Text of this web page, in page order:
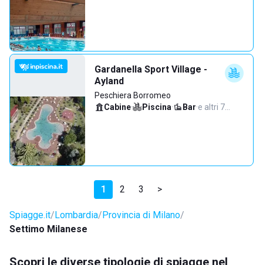
Gardanella Sport Village -
Ayland
Peschiera Borromeo
Cabine· Piscina· Bar·e altri 7…
1 2 3 >
Spiagge.it Lombardia Provincia di Milano
Settimo Milanese
Scopri le diverse tipologie di spiagge nel